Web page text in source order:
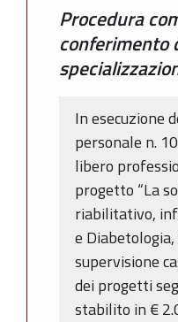
Procedura
conferimento
In esecuzione
personale n.
libero
progetto “La
riabilitativo,
e
supervisione
dei progetti
stabilito in €